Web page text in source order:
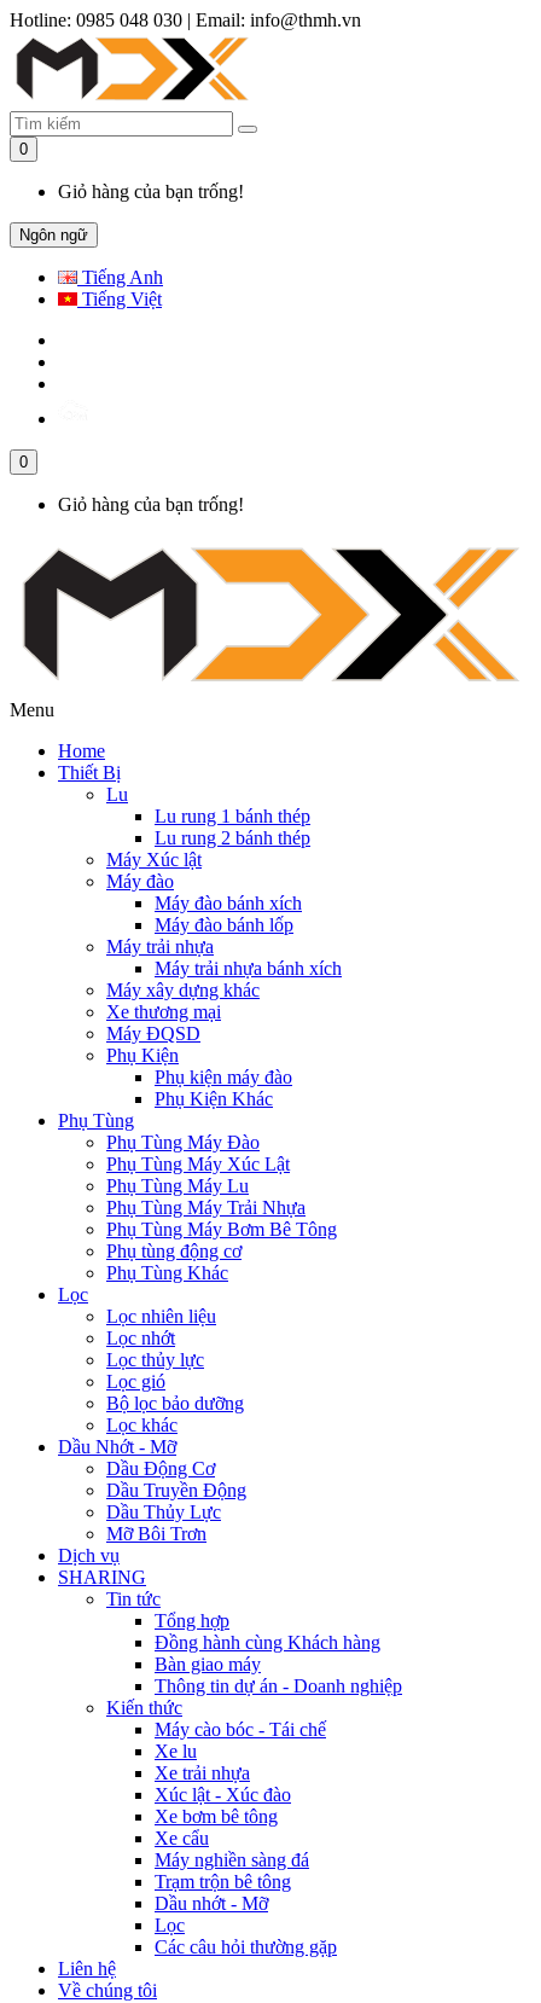
Hotline: 0985 048 030 | Email: info@thmh.vn
0
Giỏ hàng của bạn trống!
Ngôn ngữ
Tiếng Anh
Tiếng Việt
0
Giỏ hàng của bạn trống!
Menu
Home
Thiết Bị
Lu
Lu rung 1 bánh thép
Lu rung 2 bánh thép
Máy Xúc lật
Máy đào
Máy đào bánh xích
Máy đào bánh lốp
Máy trải nhựa
Máy trải nhựa bánh xích
Máy xây dựng khác
Xe thương mại
Máy ĐQSD
Phụ Kiện
Phụ kiện máy đào
Phụ Kiện Khác
Phụ Tùng
Phụ Tùng Máy Đào
Phụ Tùng Máy Xúc Lật
Phụ Tùng Máy Lu
Phụ Tùng Máy Trải Nhựa
Phụ Tùng Máy Bơm Bê Tông
Phụ tùng động cơ
Phụ Tùng Khác
Lọc
Lọc nhiên liệu
Lọc nhớt
Lọc thủy lực
Lọc gió
Bộ lọc bảo dưỡng
Lọc khác
Dầu Nhớt - Mỡ
Dầu Động Cơ
Dầu Truyền Động
Dầu Thủy Lực
Mỡ Bôi Trơn
Dịch vụ
SHARING
Tin tức
Tổng hợp
Đồng hành cùng Khách hàng
Bàn giao máy
Thông tin dự án - Doanh nghiệp
Kiến thức
Máy cào bóc - Tái chế
Xe lu
Xe trải nhựa
Xúc lật - Xúc đào
Xe bơm bê tông
Xe cẩu
Máy nghiền sàng đá
Trạm trộn bê tông
Dầu nhớt - Mỡ
Lọc
Các câu hỏi thường gặp
Liên hệ
Về chúng tôi